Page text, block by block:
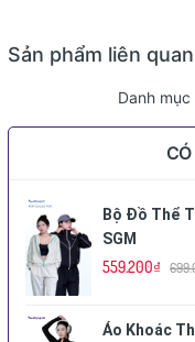
Sản phẩm liên quan
Danh
Bộ Đồ Thể
SGM
559.200₫
Áo Khoác